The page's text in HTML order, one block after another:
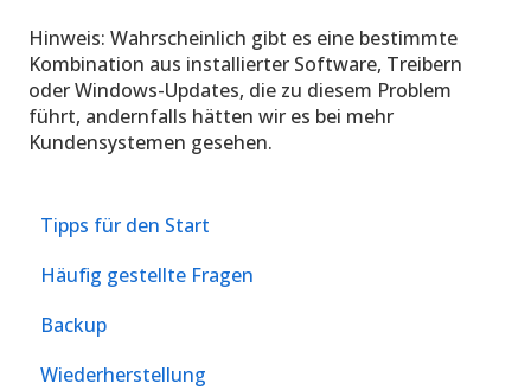
Hinweis: Wahrscheinlich gibt es eine bestimmte
Kombination aus installierter Software, Treibern
oder Windows-Updates, die zu diesem Problem
führt, andernfalls hätten wir es bei mehr
Kundensystemen gesehen.
Tipps für den Start
Häufig gestellte Fragen
Backup
Wiederherstellung